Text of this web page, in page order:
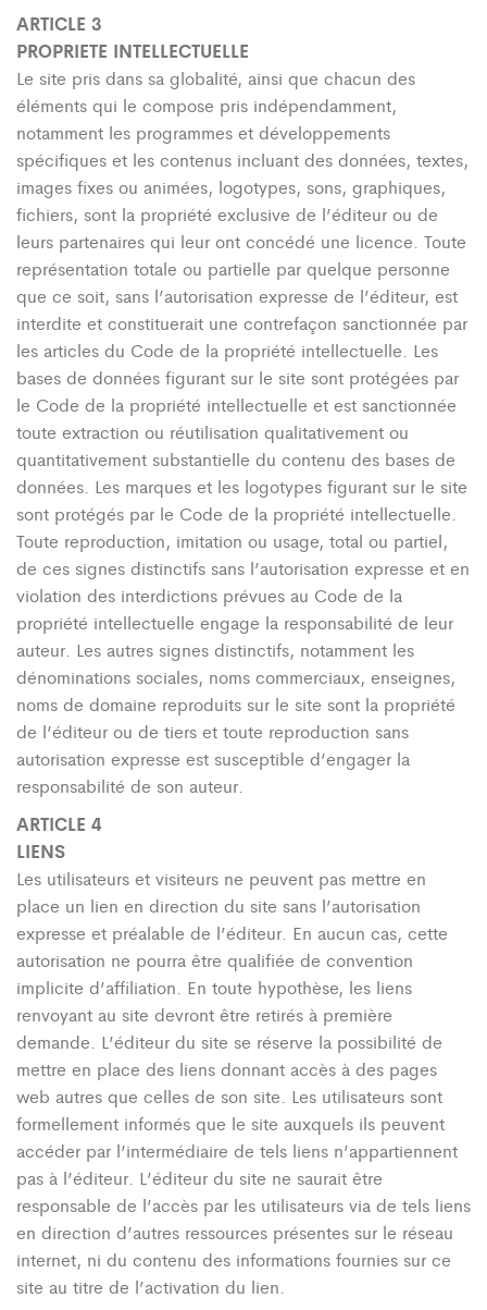
ARTICLE 3
PROPRIETE INTELLECTUELLE
Le site pris dans sa globalité, ainsi que chacun des
éléments qui le compose pris indépendamment,
notamment les programmes et développements
spécifiques et les contenus incluant des données, textes,
images fixes ou animées, logotypes, sons, graphiques,
fichiers, sont la propriété exclusive de l’éditeur ou de
leurs partenaires qui leur ont concédé une licence. Toute
représentation totale ou partielle par quelque personne
que ce soit, sans l’autorisation expresse de l’éditeur, est
interdite et constituerait une contrefaçon sanctionnée par
les articles du Code de la propriété intellectuelle. Les
bases de données figurant sur le site sont protégées par
le Code de la propriété intellectuelle et est sanctionnée
toute extraction ou réutilisation qualitativement ou
quantitativement substantielle du contenu des bases de
données. Les marques et les logotypes figurant sur le site
sont protégés par le Code de la propriété intellectuelle.
Toute reproduction, imitation ou usage, total ou partiel,
de ces signes distinctifs sans l’autorisation expresse et en
violation des interdictions prévues au Code de la
propriété intellectuelle engage la responsabilité de leur
auteur. Les autres signes distinctifs, notamment les
dénominations sociales, noms commerciaux, enseignes,
noms de domaine reproduits sur le site sont la propriété
de l’éditeur ou de tiers et toute reproduction sans
autorisation expresse est susceptible d’engager la
responsabilité de son auteur.
ARTICLE 4
LIENS
Les utilisateurs et visiteurs ne peuvent pas mettre en
place un lien en direction du site sans l’autorisation
expresse et préalable de l’éditeur. En aucun cas, cette
autorisation ne pourra être qualifiée de convention
implicite d’affiliation. En toute hypothèse, les liens
renvoyant au site devront être retirés à première
demande. L’éditeur du site se réserve la possibilité de
mettre en place des liens donnant accès à des pages
web autres que celles de son site. Les utilisateurs sont
formellement informés que le site auxquels ils peuvent
accéder par l’intermédiaire de tels liens n’appartiennent
pas à l’éditeur. L’éditeur du site ne saurait être
responsable de l’accès par les utilisateurs via de tels liens
en direction d’autres ressources présentes sur le réseau
internet, ni du contenu des informations fournies sur ce
site au titre de l’activation du lien.